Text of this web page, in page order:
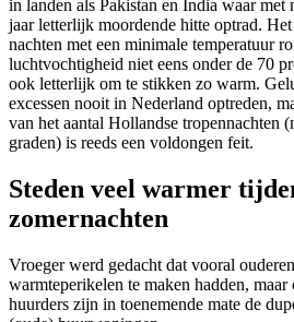
in landen als Pakistan en India waar met
jaar letterlijk moordende hitte optrad.
nachten met een minimale temperatuur
luchtvochtigheid niet eens onder de 70
ook letterlijk om te stikken zo warm.
excessen nooit in Nederland optreden,
van het aantal Hollandse tropennachten
graden) is reeds een voldongen feit.
Steden veel warmer
zomernachten
Vroeger werd gedacht dat vooral
warmteperikelen te maken hadden, maar
huurders zijn in toenemende mate de